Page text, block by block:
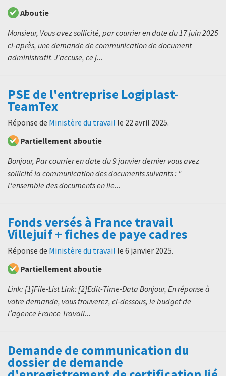
Aboutie
Monsieur, Vous avez sollicité, par courrier en date du 17 juin 2025
ci-après, une demande de communication de document
administratif. J'accuse, ce j...
PSE de l'entreprise Logiplast-
TeamTex
Réponse de Ministère du travail le 22 avril 2025.
Partiellement aboutie
Bonjour, Par courrier en date du 9 janvier dernier vous avez
sollicité la communication des documents suivants : "
L'ensemble des documents en lie...
Fonds versés à France travail
Villejuif + fiches de paye cadres
Réponse de Ministère du travail le 6 janvier 2025.
Partiellement aboutie
Link: [1]File-List Link: [2]Edit-Time-Data Bonjour, En réponse à
votre demande, vous trouverez, ci-dessous, le budget de
l’agence France Travail...
Demande de communication du
dossier de demande